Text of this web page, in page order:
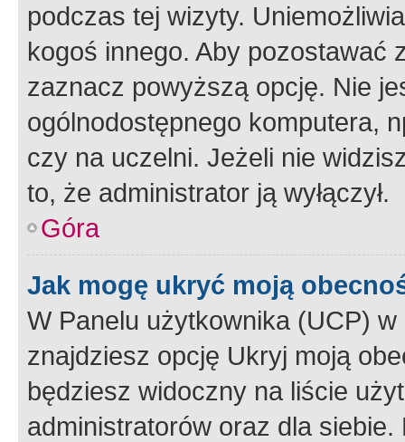
podczas tej wizyty.
kogoś innego. Aby pozostawać
zaznacz powyższą opcję. Nie
ogólnodostępnego komputera,
czy na uczelni. Jeżeli nie
to, że administrator ją wyłączył.
Góra
Jak mogę ukryć moją
W Panelu użytkownika (UCP) w
znajdziesz opcję Ukryj moją
będziesz widoczny na liście
administratorów oraz dla